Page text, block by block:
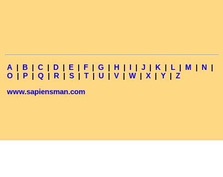
A | B | C | D | E | F | G | H | I | J | K | L | M | N |
O | P | Q | R | S | T | U | V | W | X | Y | Z
www.sapiensman.com